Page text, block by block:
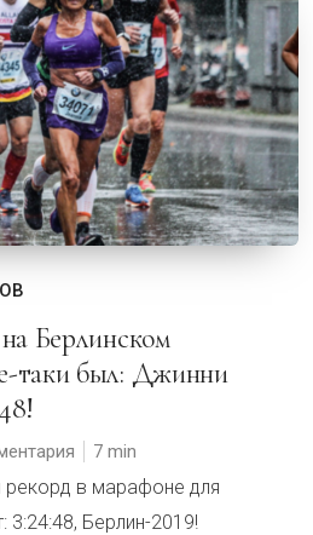
таки был: Джинни
7
в марафоне для
Берлин-2019!